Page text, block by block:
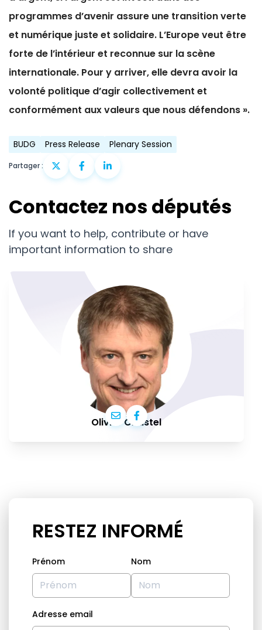
programmes d’avenir assure une transition verte
et numérique juste et solidaire. L’Europe veut être
forte de l’intérieur et reconnue sur la scène
internationale. Pour y arriver, elle devra avoir la
volonté politique d’agir collectivement et
conformément aux valeurs que nous défendons ».
BUDG Press Release Plenary Session
Partager :
Contactez nos députés
If you want to help, contribute or have
important information to share
Olivier Chastel
RESTEZ INFORMÉ
Prénom Nom
Adresse email